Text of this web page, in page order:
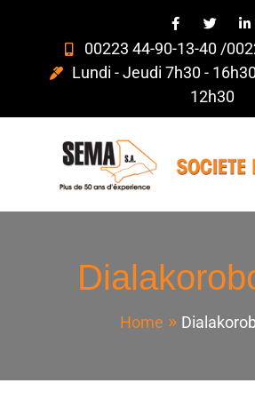
00223 44-90-13-40 /
Lundi - Jeudi 7h30 -
12h30
SEMA – S.A –
Ensemble,
toujours
Ensemble, faisons toujours
Home